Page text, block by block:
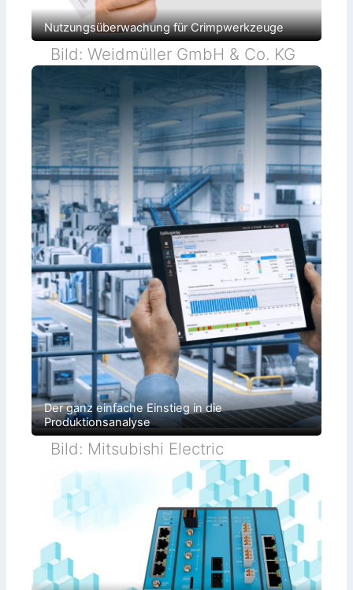
Nutzungsüberwachung für Crimpwerkzeuge
Bild: Weidmüller GmbH & Co. KG
Der ganz einfache Einstieg in die
Produktionsanalyse
Bild: Mitsubishi Electric